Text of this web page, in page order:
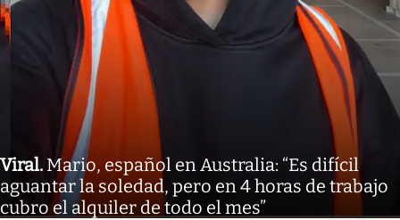
Viral. Mario, español en Australia: “Es difícil
aguantar la soledad, pero en 4 horas de trabajo
cubro el alquiler de todo el mes”